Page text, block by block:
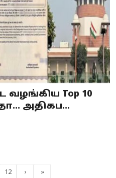
Top 10
அதிகப...
12 › »